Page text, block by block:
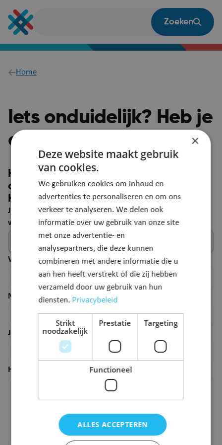
en
naar
inhoud
Zoeken
Breadcrumb
Home
Iets onduidelijk? Heb je
een vraag?
Heb je een suggestie om deze pagina
duidelijker te maken?
Heb je een vraag? Laat het ons weten!
Je feedback wordt automatisch gelinkt aan deze
webpagina.
Voornaam*
Naam
Je e-mailadres*
Hoe kunnen we deze pagina verbeteren?
×
Deze website maakt gebruik
van cookies.
We gebruiken cookies om inhoud en
advertenties te personaliseren en om ons
verkeer te analyseren. We delen ook
informatie over uw gebruik van onze site
met onze advertentie- en
analysepartners, die deze kunnen
combineren met andere informatie die u
aan hen heeft verstrekt of die zij hebben
verzameld door uw gebruik van hun
diensten. Privacybeleid
Strikt
noodzakelijk
Prestatie Targeting
Functioneel
ALLES ACCEPTEREN